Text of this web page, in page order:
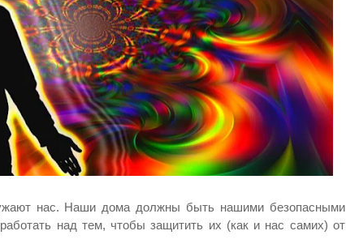
нас. Наши дома должны быть нашими безопасными
над тем, чтобы защитить их (как и нас самих) от